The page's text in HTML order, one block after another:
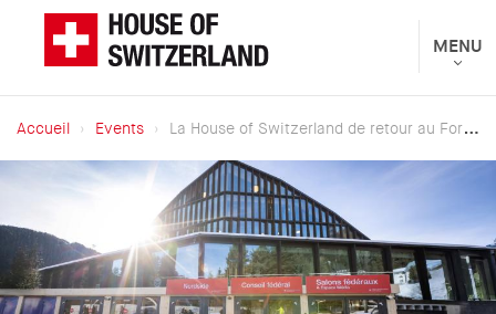
Présenté
par
Département
fédéral
affaires
étrangères
Toggle
MENU
Fil
d'Ariane
Accueil Events La House of Switzerland de retour au Forum économique mondial de Davos 2026